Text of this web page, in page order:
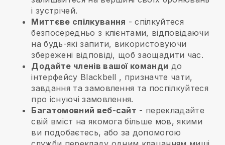
і зустрічей.
Миттєве спілкування - спілкуйтеся
безпосередньо з клієнтами, відповідаючи
на будь-які запити, використовуючи
збережені відповіді, щоб заощадити час.
Додайте членів вашої команди до
інтерфейсу Blackbell , призначте чати,
завдання та замовлення та поспілкуйтеся
про існуючі замовлення.
Багатомовний веб-сайт - перекладайте
свій вміст на якомога більше мов, якими
ви подобаєтесь, або за допомогою